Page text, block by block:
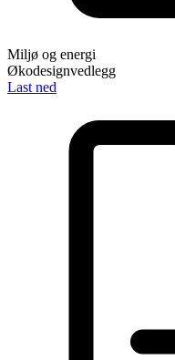
Miljø og energi
Økodesignvedlegg
Last ned